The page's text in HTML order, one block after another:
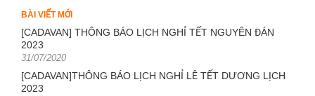
BÀI VIẾT MỚI
[CADAVAN] THÔNG BÁO LỊCH NGHỈ TẾT NGUYÊN ĐÁN
2023
Posted
31/07/2020
[CADAVAN]THÔNG BÁO LỊCH NGHỈ LỄ TẾT DƯƠNG LỊCH
2023